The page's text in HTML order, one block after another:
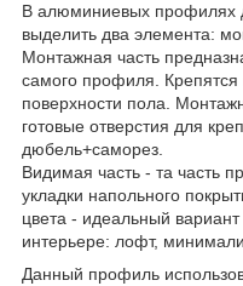
В алюминиевых профилях
выделить два элемента:
Монтажная часть
самого профиля.
поверхности пола.
готовые отверстия для
дюбель+саморез.
Видимая часть - та часть
укладки напольного
цвета - идеальный
интерьере: лофт,
Данный профиль